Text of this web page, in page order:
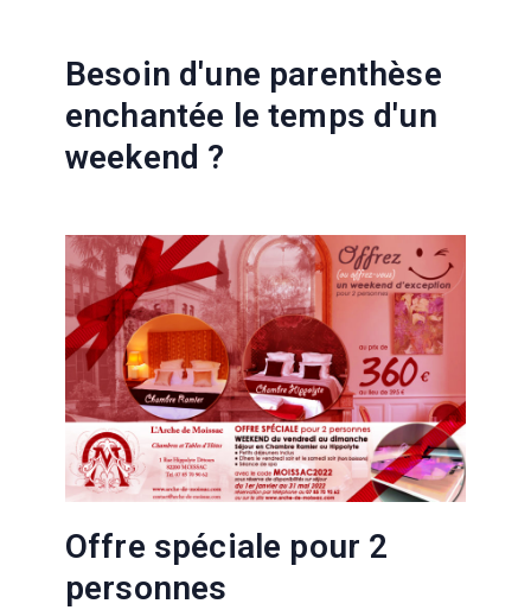
Besoin d'une parenthèse
enchantée le temps d'un
weekend ?
Offre spéciale pour 2
personnes